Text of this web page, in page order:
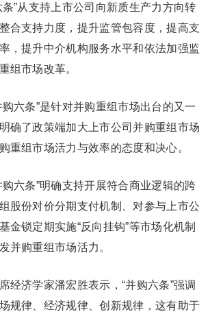
”从支持上市公司向新质生产力方向转
合支持力度，提升监管包容度，提高支
，提升中介机构服务水平和依法加强监
组市场改革。
购六条”是针对并购重组市场出台的又一
确了政策端加大上市公司并购重组市场
重组市场活力与效率的态度和决心。
购六条”明确支持开展符合商业逻辑的跨
股份对价分期支付机制、对参与上市公
金锁定期实施“反向挂钩”等市场化机制
并购重组市场活力。
经济学家潘宏胜表示，“并购六条”强调
规律、经济规律、创新规律，这有助于